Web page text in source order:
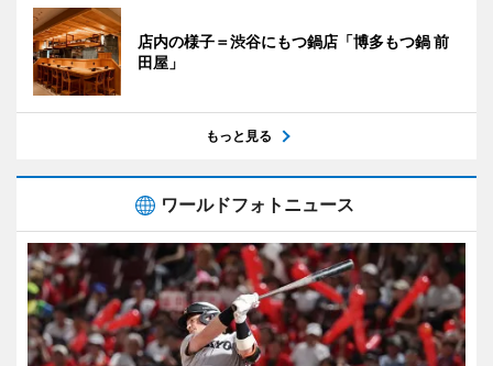
店内の様子＝渋谷にもつ鍋店「博多もつ鍋 前
田屋」
もっと見る
ワールドフォトニュース